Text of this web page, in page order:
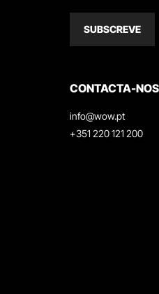
SUBSCREVE
CONTACTA-NOS
info@wow.pt
+351 220 121 200